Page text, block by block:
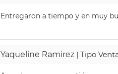
Entregaron a tiempo y en muy
Yaqueline Ramirez | Tipo